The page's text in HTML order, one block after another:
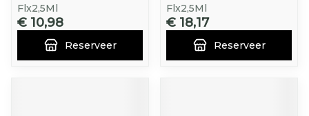
Flx2,5Ml
€ 10,98
Reserveer
Flx2,5Ml
€ 18,17
Reserveer